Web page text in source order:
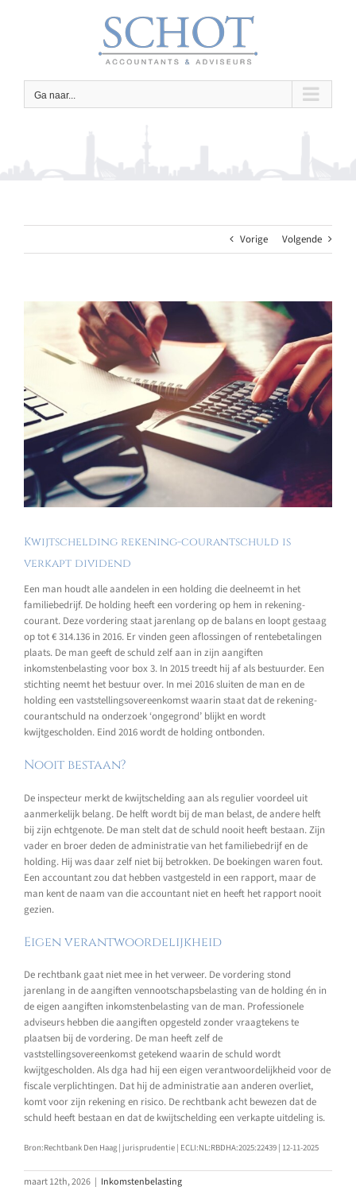
Ga naar...
Vorige Volgende
afbeelding
Kwijtschelding rekening-courantschuld is
verkapt dividend
Een man houdt alle aandelen in een holding die deelneemt in het
familiebedrijf. De holding heeft een vordering op hem in rekening-
courant. Deze vordering staat jarenlang op de balans en loopt gestaag
op tot € 314.136 in 2016. Er vinden geen aflossingen of rentebetalingen
plaats. De man geeft de schuld zelf aan in zijn aangiften
inkomstenbelasting voor box 3. In 2015 treedt hij af als bestuurder. Een
stichting neemt het bestuur over. In mei 2016 sluiten de man en de
holding een vaststellingsovereenkomst waarin staat dat de rekening-
courantschuld na onderzoek ‘ongegrond’ blijkt en wordt
kwijtgescholden. Eind 2016 wordt de holding ontbonden.
Nooit bestaan?
De inspecteur merkt de kwijtschelding aan als regulier voordeel uit
aanmerkelijk belang. De helft wordt bij de man belast, de andere helft
bij zijn echtgenote. De man stelt dat de schuld nooit heeft bestaan. Zijn
vader en broer deden de administratie van het familiebedrijf en de
holding. Hij was daar zelf niet bij betrokken. De boekingen waren fout.
Een accountant zou dat hebben vastgesteld in een rapport, maar de
man kent de naam van die accountant niet en heeft het rapport nooit
gezien.
Eigen verantwoordelijkheid
De rechtbank gaat niet mee in het verweer. De vordering stond
jarenlang in de aangiften vennootschapsbelasting van de holding én in
de eigen aangiften inkomstenbelasting van de man. Professionele
adviseurs hebben die aangiften opgesteld zonder vraagtekens te
plaatsen bij de vordering. De man heeft zelf de
vaststellingsovereenkomst getekend waarin de schuld wordt
kwijtgescholden. Als dga had hij een eigen verantwoordelijkheid voor de
fiscale verplichtingen. Dat hij de administratie aan anderen overliet,
komt voor zijn rekening en risico. De rechtbank acht bewezen dat de
schuld heeft bestaan en dat de kwijtschelding een verkapte uitdeling is.
Bron:Rechtbank Den Haag | jurisprudentie | ECLI:NL:RBDHA:2025:22439 | 12-11-2025
maart 12th, 2026 | Inkomstenbelasting